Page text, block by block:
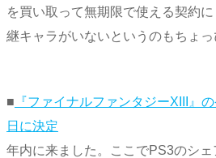
を買い取って無期限で使える契約
継キャラがいないというのもちょっ
■ 『ファイナルファンタジーXIII』
日に決定
年内に来ました。ここでPS3のシ